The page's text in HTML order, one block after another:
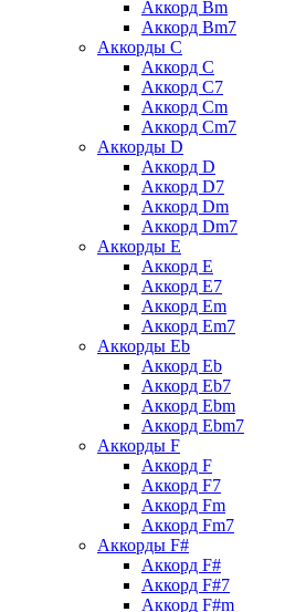
Аккорд Bm
Аккорд Bm7
Аккорды C
Аккорд C
Аккорд C7
Аккорд Cm
Аккорд Cm7
Аккорды D
Аккорд D
Аккорд D7
Аккорд Dm
Аккорд Dm7
Аккорды E
Аккорд E
Аккорд E7
Аккорд Em
Аккорд Em7
Аккорды Eb
Аккорд Eb
Аккорд Eb7
Аккорд Ebm
Аккорд Ebm7
Аккорды F
Аккорд F
Аккорд F7
Аккорд Fm
Аккорд Fm7
Аккорды F#
Аккорд F#
Аккорд F#7
Аккорд F#m